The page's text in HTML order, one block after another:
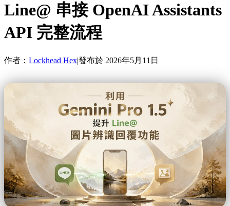
Line@ 串接 OpenAI Assistants
API 完整流程
作者： Lockhead Hex|發布於 2026年5月11日